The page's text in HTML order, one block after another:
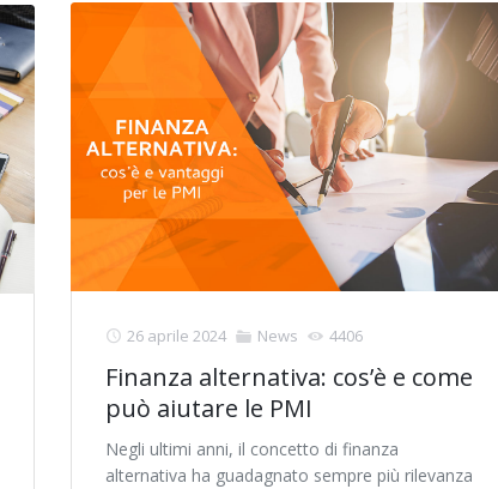
26 aprile 2024 News 4406
Finanza alternativa: cos’è e come
può aiutare le PMI
Negli ultimi anni, il concetto di finanza
alternativa ha guadagnato sempre più rilevanza